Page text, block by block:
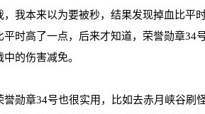
，我本来以为要被秒，结果发现掉血比平
时高了一点，后来才知道，荣誉勋章34
的伤害减免。
勋章34号也很实用，比如去赤月峡谷刷